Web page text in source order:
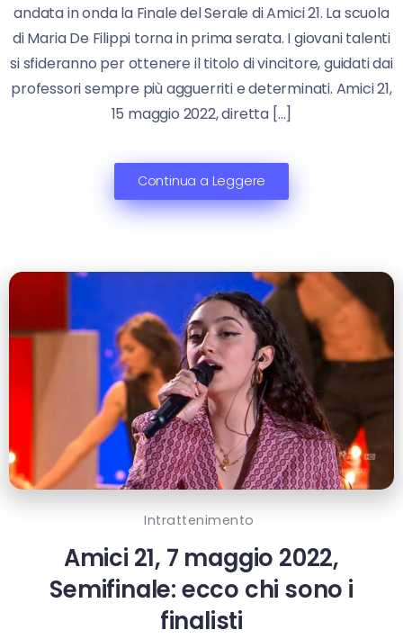
andata in onda la Finale del Serale di Amici 21. La scuola
di Maria De Filippi torna in prima serata. I giovani talenti
si sfideranno per ottenere il titolo di vincitore, guidati dai
professori sempre più agguerriti e determinati. Amici 21,
15 maggio 2022, diretta […]
Continua a Leggere
Intrattenimento
Amici 21, 7 maggio 2022,
Semifinale: ecco chi sono i
finalisti